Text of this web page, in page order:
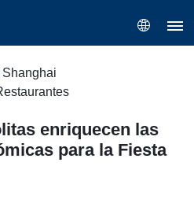
enriquecen las
para la Fiesta